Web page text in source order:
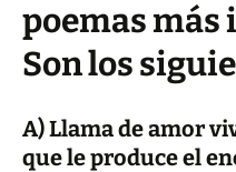
poemas
Son los
A) Llama de amor
que le produce el